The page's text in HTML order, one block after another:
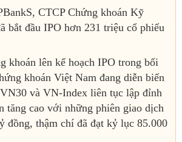
CTCP Chứng khoán Kỹ
bắt đầu IPO hơn 231 triệu cổ phiếu
khoán lên kế hoạch IPO trong bối
khoán Việt Nam đang diễn biến
và VN-Index liên tục lập đỉnh
tăng cao với những phiên giao dịch
đồng, thậm chí đã đạt kỷ lục 85.000